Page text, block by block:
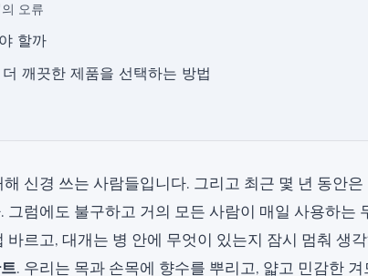
오류
할까
깨끗한 제품을 선택하는 방법
신경 쓰는 사람들입니다. 그리고 최근 몇 년 동안
그럼에도 불구하고 거의 모든 사람이 매일 사용하는
바르고, 대개는 병 안에 무엇이 있는지 잠시 멈춰 생
. 우리는 목과 손목에 향수를 뿌리고, 얇고 민감한